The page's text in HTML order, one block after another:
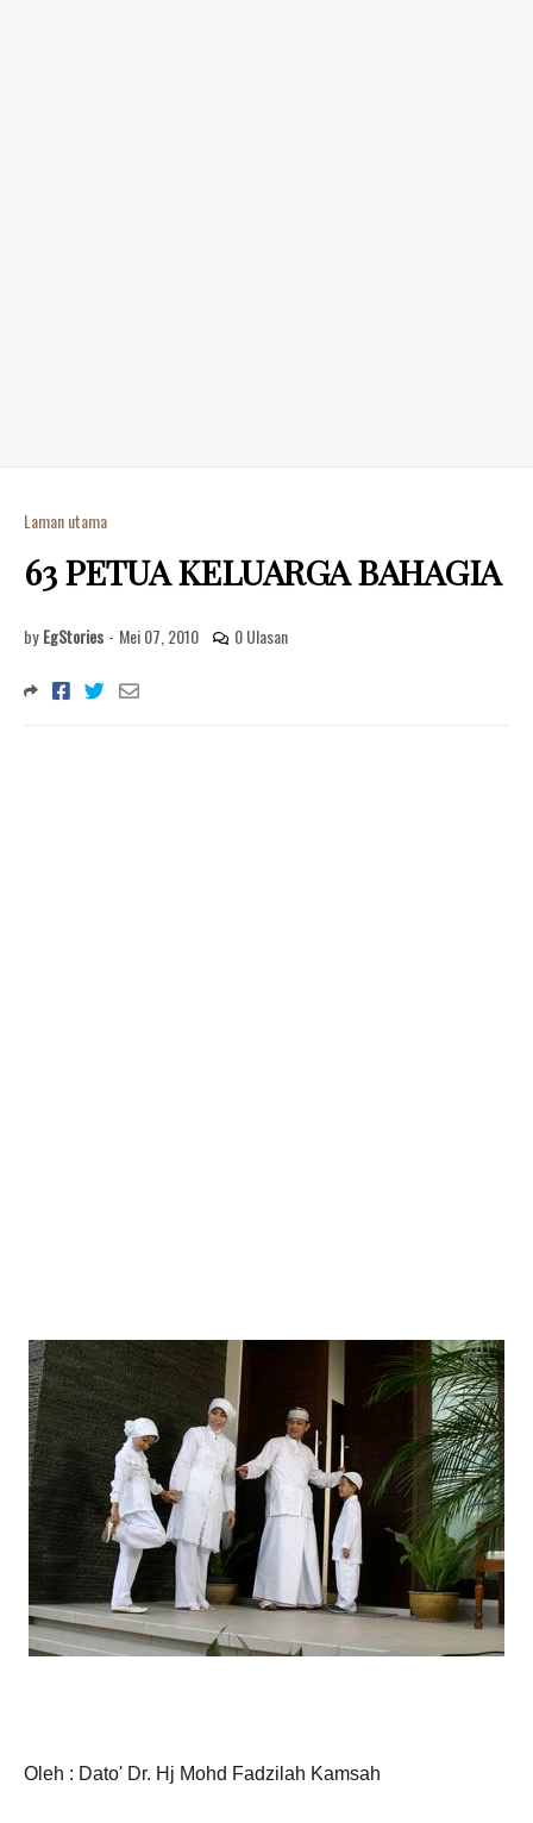
Laman utama
63 PETUA KELUARGA BAHAGIA
by EgStories - Mei 07, 2010 0 Ulasan
Oleh : Dato' Dr. Hj Mohd Fadzilah Kamsah